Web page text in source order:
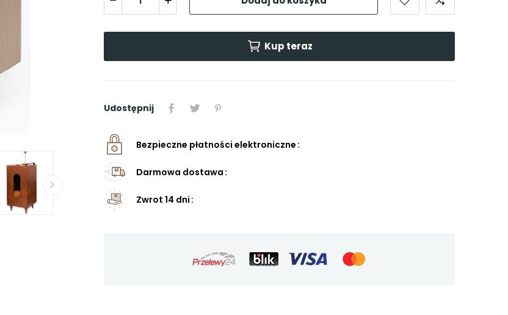
Kup teraz
Udostępnij
Bezpieczne płatności elektroniczne
Darmowa dostawa
Zwrot 14 dni